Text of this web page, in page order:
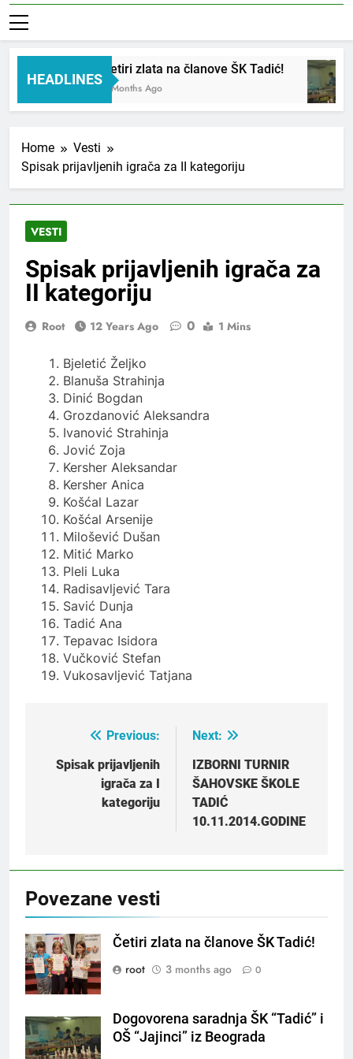
HEADLINES
Četiri zlata na članove ŠK Tadić!
3 Months Ago
Home
Vesti
Spisak prijavljenih igrača za II kategoriju
VESTI
Spisak prijavljenih igrača za
II kategoriju
Root 12 Years Ago 0 1 Mins
Bjeletić Željko
Blanuša Strahinja
Dinić Bogdan
Grozdanović Aleksandra
Ivanović Strahinja
Jović Zoja
Kersher Aleksandar
Kersher Anica
Košćal Lazar
Košćal Arsenije
Milošević Dušan
Mitić Marko
Pleli Luka
Radisavljević Tara
Savić Dunja
Tadić Ana
Tepavac Isidora
Vučković Stefan
Vukosavljević Tatjana
navigation
Previous:
Spisak prijavljenih
igrača za I
kategoriju
Next:
IZBORNI TURNIR
ŠAHOVSKE ŠKOLE
TADIĆ
10.11.2014.GODINE
Povezane vesti
Četiri zlata na članove ŠK Tadić!
root
3 months ago 0
Dogovorena saradnja ŠK “Tadić” i
OŠ “Jajinci” iz Beograda